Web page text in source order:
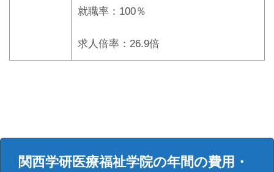
就職率：100％
求人倍率：26.9倍
関西学研医療福祉学院の年間の費用・